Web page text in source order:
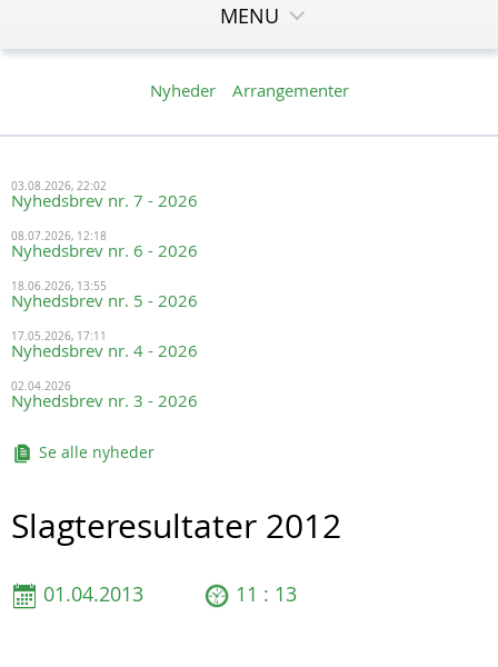
MENU
Nyheder Arrangementer
03.08.2026, 22:02
Nyhedsbrev nr. 7 - 2026
08.07.2026, 12:18
Nyhedsbrev nr. 6 - 2026
18.06.2026, 13:55
Nyhedsbrev nr. 5 - 2026
17.05.2026, 17:11
Nyhedsbrev nr. 4 - 2026
02.04.2026
Nyhedsbrev nr. 3 - 2026
Se alle nyheder
Slagteresultater 2012
01.04.2013 11 : 13